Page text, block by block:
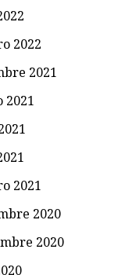
2022
2021
2021
2021
2020
2020